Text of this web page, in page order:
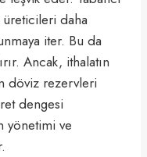
daha
iter. Bu da
Ancak, ithalatın
döviz rezervleri
dengesi
yönetimi ve